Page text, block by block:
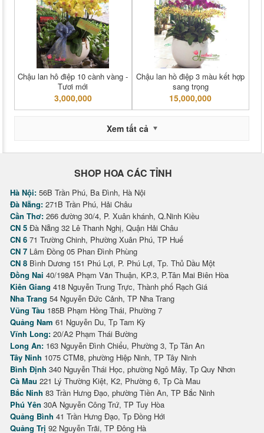
Chậu lan hô điệp 10 cành vàng -
Tươi mới
3,000,000
Chậu lan hồ điệp 3 màu kết hợp
sang trọng
15,000,000
Xem tất cả
SHOP HOA CÁC TỈNH
Hà Nội: 56B Trần Phú, Ba Đình, Hà Nội
Đà Nẵng: 271B Trần Phú, Hải Châu
Cần Thơ: 266 đường 30/4, P. Xuân khánh, Q.Ninh Kiều
CN 5 Đà Nẵng 32 Lê Thanh Nghị, Quận Hải Châu
CN 6 71 Trường Chinh, Phường Xuân Phú, TP Huế
CN 7 Lâm Đồng 05 Phan Đình Phùng
CN 8 Bình Dương 151 Phú Lợi, P. Phú Lợi, Tp. Thủ Dầu Một
Đồng Nai 40/198A Phạm Văn Thuận, KP.3, P.Tân Mai Biên Hòa
Kiên Giang 418 Nguyễn Trung Trực, Thành phố Rạch Giá
Nha Trang 54 Nguyễn Đức Cảnh, TP Nha Trang
Vũng Tàu 185B Phạm Hồng Thái, Phường 7
Quảng Nam 61 Nguyễn Du, Tp Tam Kỳ
Vĩnh Long: 20/A2 Phạm Thái Bường
Long An: 163 Nguyễn Đình Chiểu, Phường 3, Tp Tân An
Tây Ninh 1075 CTM8, phường Hiệp Ninh, TP Tây Ninh
Bình Định 340 Nguyễn Thái Học, phường Ngô Mây, Tp Quy Nhơn
Cà Mau 221 Lý Thường Kiệt, K2, Phường 6, Tp Cà Mau
Bắc Ninh 83 Trần Hưng Đạo, phường Tiền An, TP Bắc Ninh
Phú Yên 30A Nguyễn Công Trứ, TP Tuy Hòa
Quảng Bình 41 Trần Hưng Đạo, Tp Đồng Hới
Quảng Trị 92 Nguyễn Trãi, TP Đông Hà